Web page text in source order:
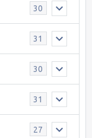
30
31
30
31
27